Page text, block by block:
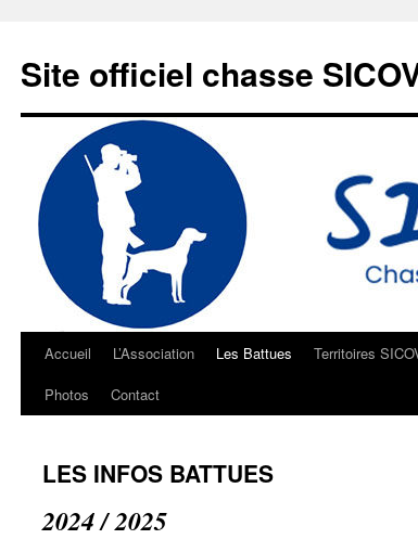
contenu
Site officiel chasse
Accueil L’Association Les Battues Territoires
Photos
Contact
LES INFOS BATTUES
2024 / 2025